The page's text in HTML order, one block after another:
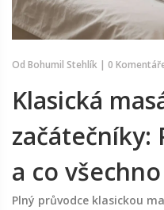
Od Bohumil Stehlík | 0
Klasická
začátečníky:
a co
Plný průvodce klasickou